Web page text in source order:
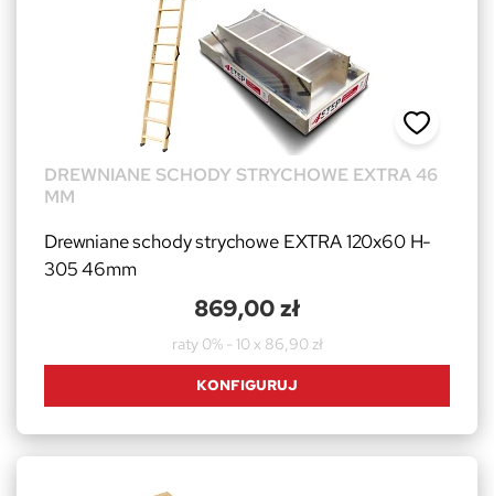
DREWNIANE SCHODY STRYCHOWE EXTRA 46
MM
Drewniane schody strychowe EXTRA 120x60 H-
305 46mm
869,00 zł
raty 0% - 10 x 86,90 zł
KONFIGURUJ